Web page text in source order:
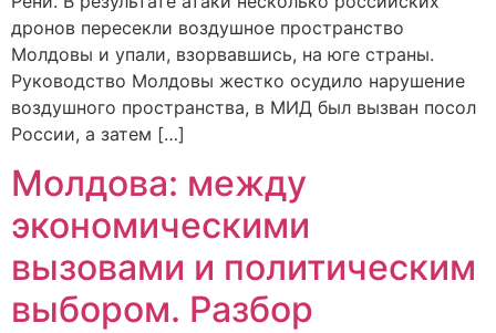
дронов пересекли воздушное пространство
Молдовы и упали, взорвавшись, на юге страны.
Руководство Молдовы жестко осудило нарушение
воздушного пространства, в МИД был вызван посол
России, а затем […]
Молдова: между
экономическими
вызовами и политическим
выбором. Разбор